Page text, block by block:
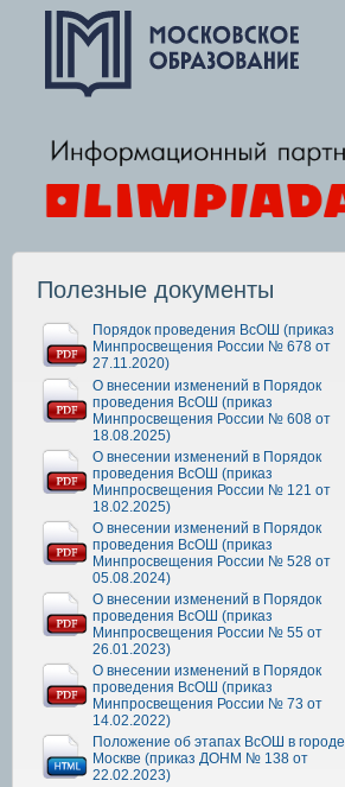
Полезные документы
Порядок проведения ВсОШ (приказ
Минпросвещения России № 678 от
27.11.2020)
О внесении изменений в Порядок
проведения ВсОШ (приказ
Минпросвещения России № 608 от
18.08.2025)
О внесении изменений в Порядок
проведения ВсОШ (приказ
Минпросвещения России № 121 от
18.02.2025)
О внесении изменений в Порядок
проведения ВсОШ (приказ
Минпросвещения России № 528 от
05.08.2024)
О внесении изменений в Порядок
проведения ВсОШ (приказ
Минпросвещения России № 55 от
26.01.2023)
О внесении изменений в Порядок
проведения ВсОШ (приказ
Минпросвещения России № 73 от
14.02.2022)
Положение об этапах ВсОШ в городе
Москве (приказ ДОНМ № 138 от
22.02.2023)